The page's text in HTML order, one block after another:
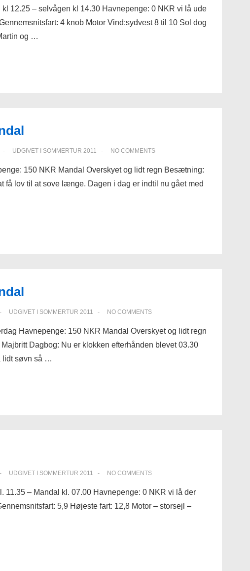
12.25 – selvågen kl 14.30 Havnepenge: 0 NKR vi lå ude
4 knob Motor Vind:sydvest 8 til 10 Sol dog
og …
UDGIVET I SOMMERTUR 2011 NO COMMENTS
150 NKR Mandal Overskyet og lidt regn Besætning:
få lov til at sove længe. Dagen i dag er indtil nu gået med
UDGIVET I SOMMERTUR 2011 NO COMMENTS
Havnepenge: 150 NKR Mandal Overskyet og lidt regn
Dagbog: Nu er klokken efterhånden blevet 03.30
lidt søvn så …
UDGIVET I SOMMERTUR 2011 NO COMMENTS
11.35 – Mandal kl. 07.00 Havnepenge: 0 NKR vi lå der
5,9 Højeste fart: 12,8 Motor – storsejl –